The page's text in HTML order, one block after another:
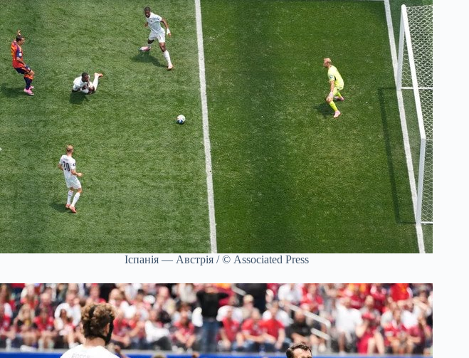
Іспанія — Австрія / © Associated Press